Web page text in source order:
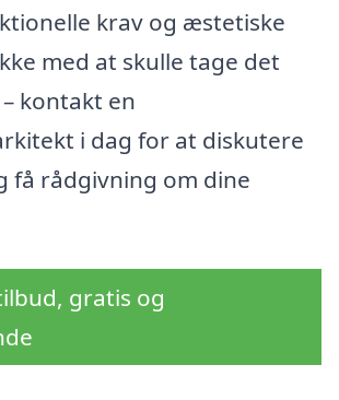
krav og æstetiske
med at skulle tage det
kontakt en
i dag for at diskutere
få rådgivning om dine
gratis og